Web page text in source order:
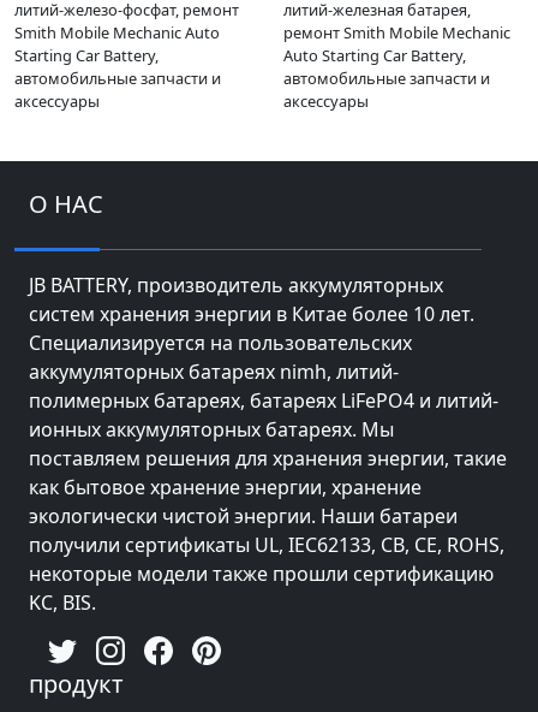
литий-железо-фосфат, ремонт
Smith Mobile Mechanic Auto
Starting Car Battery,
автомобильные запчасти и
аксессуары
литий-железная батарея,
ремонт Smith Mobile Mechanic
Auto Starting Car Battery,
автомобильные запчасти и
аксессуары
О НАС
JB BATTERY, производитель аккумуляторных
систем хранения энергии в Китае более 10 лет.
Специализируется на пользовательских
аккумуляторных батареях nimh, литий-
полимерных батареях, батареях LiFePO4 и литий-
ионных аккумуляторных батареях. Мы
поставляем решения для хранения энергии, такие
как бытовое хранение энергии, хранение
экологически чистой энергии. Наши батареи
получили сертификаты UL, IEC62133, CB, CE, ROHS,
некоторые модели также прошли сертификацию
KC, BIS.
продукт